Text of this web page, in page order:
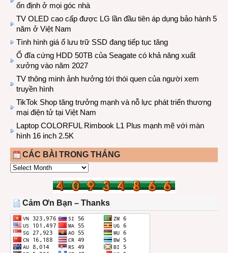
ổn định ở mọi góc nhà
TV OLED cao cấp được LG lần đầu tiên áp dụng bảo hành 5
năm ở Việt Nam
Tình hình giá ổ lưu trữ SSD đang tiếp tục tăng
Ổ đĩa cứng HDD 50TB của Seagate có khả năng xuất
xưởng vào năm 2027
TV thông minh ảnh hưởng tới thói quen của người xem
truyền hình
TikTok Shop tăng trưởng mạnh và nỗ lực phát triển thương
mại điện tử tại Việt Nam
Laptop COLORFUL Rimbook L1 Plus mạnh mẽ với màn
hình 16 inch 2.5K
CÁC BÀI TRONG THÁNG
CÁC
THÁNG
Cảm Ơn Bạn – Thanks